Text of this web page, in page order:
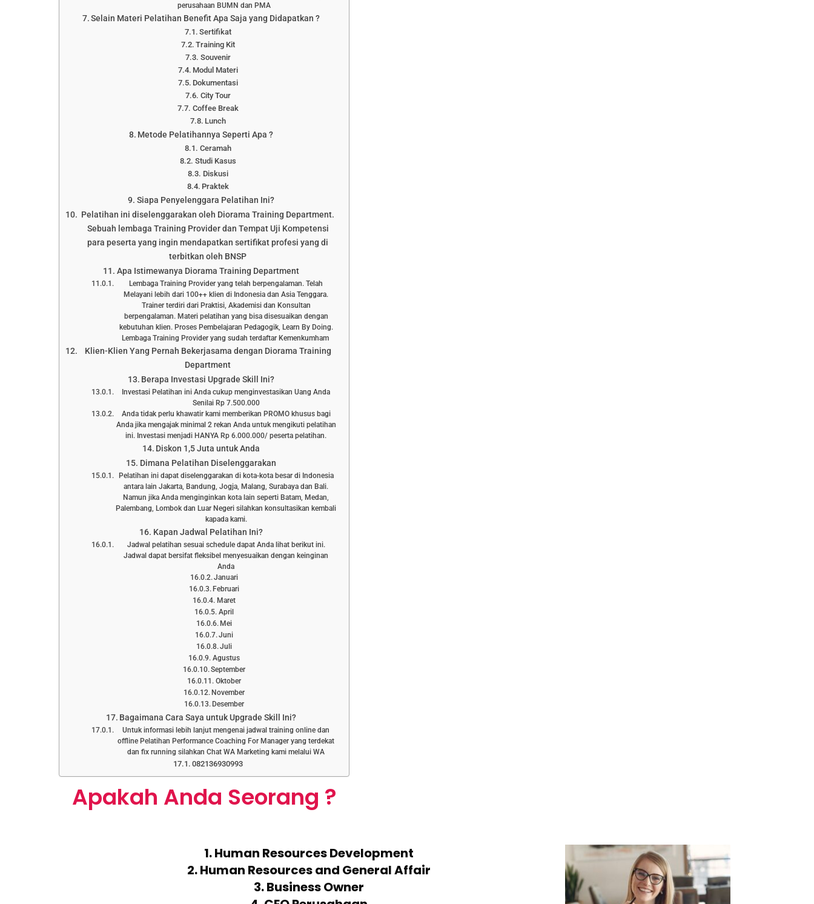
perusahaan BUMN dan PMA
Selain Materi Pelatihan Benefit Apa Saja yang Didapatkan ?
Sertifikat
Training Kit
Souvenir
Modul Materi
Dokumentasi
City Tour
Coffee Break
Lunch
Metode Pelatihannya Seperti Apa ?
Ceramah
Studi Kasus
Diskusi
Praktek
Siapa Penyelenggara Pelatihan Ini?
Pelatihan ini diselenggarakan oleh Diorama Training Department.
Sebuah lembaga Training Provider dan Tempat Uji Kompetensi
para peserta yang ingin mendapatkan sertifikat profesi yang di
terbitkan oleh BNSP
Apa Istimewanya Diorama Training Department
Lembaga Training Provider yang telah berpengalaman. Telah
Melayani lebih dari 100++ klien di Indonesia dan Asia Tenggara.
Trainer terdiri dari Praktisi, Akademisi dan Konsultan
berpengalaman. Materi pelatihan yang bisa disesuaikan dengan
kebutuhan klien. Proses Pembelajaran Pedagogik, Learn By Doing.
Lembaga Training Provider yang sudah terdaftar Kemenkumham
Klien-Klien Yang Pernah Bekerjasama dengan Diorama Training
Department
Berapa Investasi Upgrade Skill Ini?
Investasi Pelatihan ini Anda cukup menginvestasikan Uang Anda
Senilai Rp 7.500.000
Anda tidak perlu khawatir kami memberikan PROMO khusus bagi
Anda jika mengajak minimal 2 rekan Anda untuk mengikuti pelatihan
ini. Investasi menjadi HANYA Rp 6.000.000/ peserta pelatihan.
Diskon 1,5 Juta untuk Anda
Dimana Pelatihan Diselenggarakan
Pelatihan ini dapat diselenggarakan di kota-kota besar di Indonesia
antara lain Jakarta, Bandung, Jogja, Malang, Surabaya dan Bali.
Namun jika Anda menginginkan kota lain seperti Batam, Medan,
Palembang, Lombok dan Luar Negeri silahkan konsultasikan kembali
kapada kami.
Kapan Jadwal Pelatihan Ini?
Jadwal pelatihan sesuai schedule dapat Anda lihat berikut ini.
Jadwal dapat bersifat fleksibel menyesuaikan dengan keinginan
Anda
Januari
Februari
Maret
April
Mei
Juni
Juli
Agustus
September
Oktober
November
Desember
Bagaimana Cara Saya untuk Upgrade Skill Ini?
Untuk informasi lebih lanjut mengenai jadwal training online dan
offline Pelatihan Performance Coaching For Manager yang terdekat
dan fix running silahkan Chat WA Marketing kami melalui WA
082136930993
Apakah Anda Seorang ?
1. Human Resources Development
2. Human Resources and General Affair
3. Business Owner